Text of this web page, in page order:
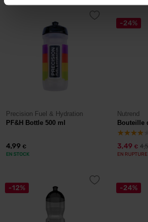
Precision Fuel & Hydration
PF&H Bottle 500 ml
4,99 €
EN STOCK
-24%
Nutrend
Bouteille
3,49 €
EN
-12% -24%